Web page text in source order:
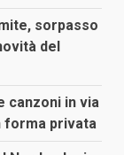
sorpasso
del
canzoni in via
forma privata